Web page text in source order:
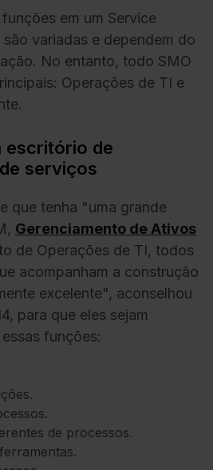
em um Service
variadas e dependem do
No entanto, todo SMO
Operações de TI e
escritório de
serviços
que tenha "uma grande
Gerenciamento de Ativos
de Operações de TI, todos
acompanham a construção
excelente", aconselhou
para que eles sejam
funções:
de processos.